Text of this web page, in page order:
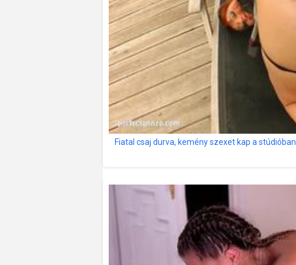
Fiatal csaj durva, kemény szexet kap a stúdióban